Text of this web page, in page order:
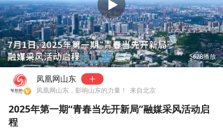
00:00 01:11
5628播放
凤凰网山东
凤凰网山东，影响山东的力量！ 来自北京
2025年第一期“青春当先开新局”融媒采风活动启
程